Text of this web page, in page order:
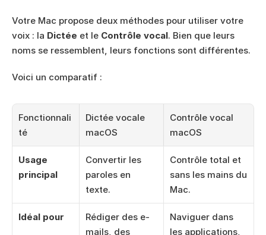
Votre Mac propose deux méthodes pour utiliser votre
voix : la Dictée et le Contrôle vocal. Bien que leurs
noms se ressemblent, leurs fonctions sont différentes.
Voici un comparatif :
Fonctionnali
té
Dictée vocale
macOS
Contrôle vocal
macOS
Usage
principal
Convertir les
paroles en
texte.
Contrôle total et
sans les mains du
Mac.
Idéal pour
Rédiger des e-
mails, des
Naviguer dans
les applications,